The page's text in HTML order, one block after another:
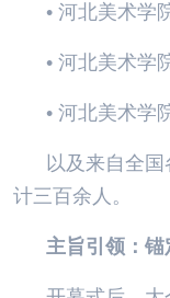
• 河北美术学
• 河北美术学
• 河北美术学
以及来自全
计三百余人。
主旨引领：锚